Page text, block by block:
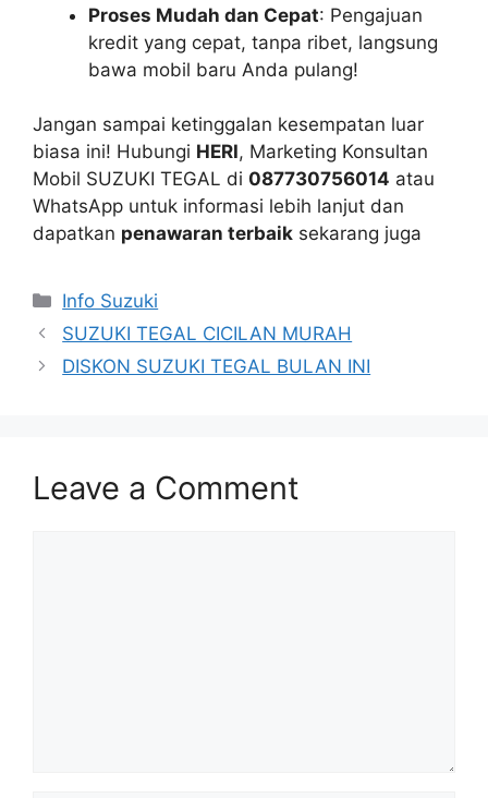
Proses Mudah dan Cepat: Pengajuan
kredit yang cepat, tanpa ribet, langsung
bawa mobil baru Anda pulang!
Jangan sampai ketinggalan kesempatan luar
biasa ini! Hubungi HERI, Marketing Konsultan
Mobil SUZUKI TEGAL di 087730756014 atau
WhatsApp untuk informasi lebih lanjut dan
dapatkan penawaran terbaik sekarang juga
Info Suzuki
SUZUKI TEGAL CICILAN MURAH
DISKON SUZUKI TEGAL BULAN INI
Leave a Comment